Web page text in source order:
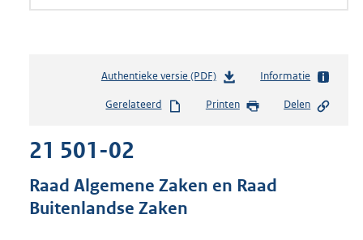
Authentieke versie (PDF)b
s
s
Informatie
Gerelateerd Printen Delen
21 501-02
Raad Algemene Zaken en Raad
Buitenlandse Zaken